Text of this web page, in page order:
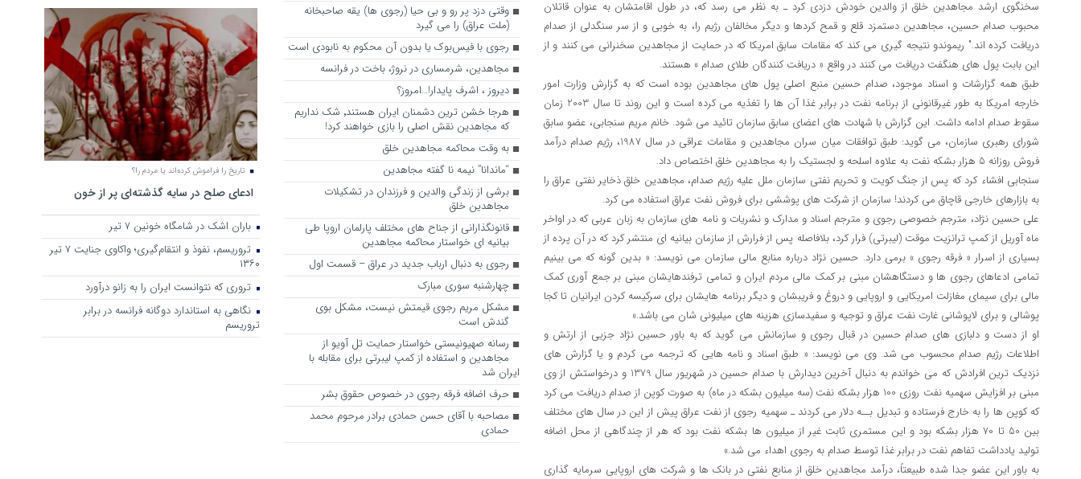
سخنگوی ارشد مجاهدین خلق از والدین خودش دزدی کرد ـ به نظر می رسد که، در طول اقامتشان به عنوان قاتلان
محبوب صدام حسین، مجاهدین دستمزد قلع و قمح کردها و دیگر مخالفان رژیم را، به خوبی و از سر سنگدلی از صدام
دریافت کرده اند." ریموندو نتیجه گیری می کند که مقامات سابق امریکا که در حمایت از مجاهدین سخنرانی می کنند و از
این بابت پول های هنگفت دریافت می کنند در واقع « دریافت کنندگان طلای صدام » هستند.
طبق همه گزارشات و اسناد موجود، صدام حسین منبع اصلی پول های مجاهدین بوده است که به گزارش وزارت امور
خارجه امریکا به طور غیرقانونی از برنامه نفت در برابر غذا آن ها را تغذیه می کرده است و این روند تا سال 2003 زمان
سقوط صدام ادامه داشت. این گزارش با شهادت های اعضای سابق سازمان تائید می شود. خانم مریم سنجابی، عضو سابق
شورای رهبری سازمان، می گوید: طبق توافقات میان سران مجاهدین و مقامات عراقی در سال 1987، رژیم صدام درآمد
فروش روزانه 5 هزار بشکه نفت به علاوه اسلحه و لجستیک را به مجاهدین خلق اختصاص داد.
سنجابی افشاء کرد که پس از جنگ کویت و تحریم نفتی سازمان ملل علیه رژیم صدام، مجاهدین خلق ذخایر نفتی عراق را
به بازارهای خارجی قاچاق می کردند! سازمان از شرکت های پوششی برای فروش نفت عراق استفاده می کرد.
علی حسین نژاد، مترجم خصوصی رجوی و مترجم اسناد و مدارک و نشریات و نامه های سازمان به زبان عربی که در اواخر
ماه آوریل از کمپ ترانزیت موقت (لیبرتی) فرار کرد، بلافاصله پس از فرارش از سازمان بیانیه ای منتشر کرد که در آن پرده از
بسیاری از اسرار « فرقه رجوی » برمی دارد. حسین نژاد درباره منابع مالی سازمان می نویسد: « بدین گونه که می بینیم
تمامی ادعاهای رجوی ها و دستگاهشان مبنی بر کمک مالی مردم ایران و تمامی ترفندهایشان مبنی بر جمع آوری کمک
مالی برای سیمای مغازلت امریکایی و اروپایی و دروغ و فریبشان و دیگر برنامه هایشان برای سرکیسه کردن ایرانیان تا کجا
پوشالی و برای لاپوشانی غارت نفت عراق و توجیه و سفیدسازی هزینه های میلیونی شان می باشد.»
او از دست و دلبازی های صدام حسین در قبال رجوی و سازمانش می گوید که به باور حسین نژاد جزیی از ارتش و
اطلاعات رژیم صدام محسوب می شد. وی می نویسد: « طبق اسناد و نامه هایی که ترجمه می کردم و یا گزارش های
نزدیک ترین افرادش که می خواندم به دنبال آخرین دیدارش با صدام حسین در شهریور سال 1379 و درخواستش از وی
مبنی بر افزایش سهمیه نفت روزی 100 هزار بشکه نفت (سه میلیون بشکه در ماه) به صورت کوپن از صدام دریافت می کرد
که کوپن ها را به خارج فرستاده و تبدیل بــه دلار می کردند ـ سهمیه رجوی از نفت عراق پیش از این در سال های مختلف
بین 50 تا 70 هزار بشکه بود و این مستمری ثابت غیر از میلیون ها بشکه نفت بود که هر از چندگاهی از محل اضافه
تولید یادداشت تفاهم نفت در برابر غذا توسط صدام به رجوی اهداء می شد.»
به باور این عضو جدا شده طبیعتاً، درآمد مجاهدین خلق از منابع نفتی در بانک ها و شرکت های اروپایی سرمایه گذاری
وقتی دزد پر رو و بی حیا (رجوی ها) یقه صاحبخانه
(ملت عراق) را می گیرد
رجوی با فیس‌بوک یا بدون آن محکوم به نابودی است
مجاهدین، شرم‎ساری در نروژ، باخت در فرانسه
ديروز ، اشرف پايدار!…امروز؟
هرجا خشن ترین دشمنان ایران هستند٬ شک نداریم
که مجاهدین نقش اصلی را بازی خواهند کرد!
به وقت محاکمه مجاهدین خلق
“ماندانا” نیمه نا گفته مجاهدین
برشی از زندگی والدین و فرزندان در تشکیلات
مجاهدین خلق
قانونگذارانی از جناح های مختلف پارلمان اروپا طی
بیانیه ای خواستار محاکمه مجاهدین
رجوی به دنبال ارباب جدید در عراق – قسمت اول
چهارشنبه سوری مبارک
مشکل مریم رجوی قیمتش نیست، مشکل بوی
گندش است
رسانه صهیونیستی خواستار حمایت تل آویو از
مجاهدین و استفاده از کمپ لیبرتی برای مقابله با
ایران شد
حرف اضافه فرقه رجوی در خصوص حقوق بشر
مصاحبه با آقای حسن حمادی برادر مرحوم محمد
حمادی
تاریخ را فراموش کرده‌اند یا مردم را؟
ادعای صلح در سایه گذشته‌ای پر از خون
باران اشک در شامگاه خونین 7 تیر
تروریسم، نفوذ و انتقام‌گیری؛ واکاوی جنایت ۷ تیر
۱۳۶۰
تروری که نتوانست ایران را به زانو درآورد
نگاهی به استاندارد دوگانه فرانسه در برابر
تروریسم